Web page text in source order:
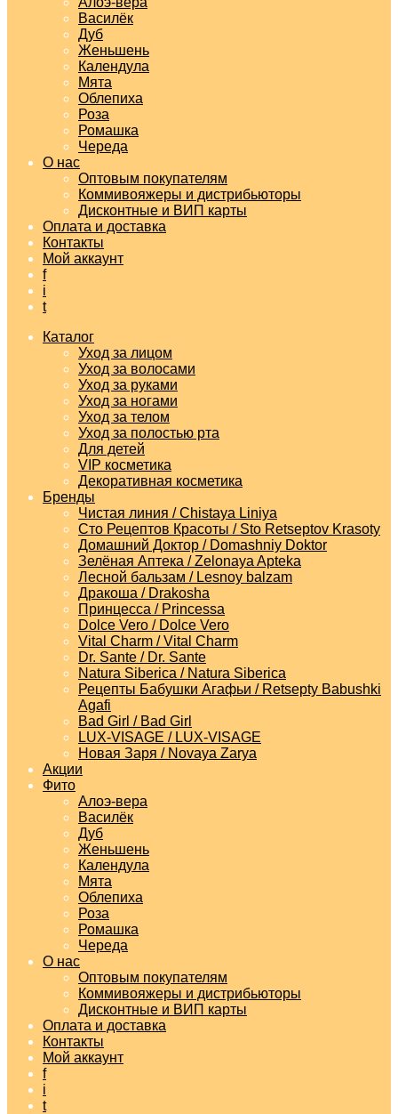
Василёк
Дуб
Женьшень
Календула
Мята
Облепиха
Роза
Ромашка
Череда
О нас
Оптовым покупателям
Коммивояжеры и дистрибьюторы
Дисконтные и ВИП карты
Оплата и доставка
Контакты
Мой аккаунт
f
i
t
Каталог
Уход за лицом
Уход за волосами
Уход за руками
Уход за ногами
Уход за телом
Уход за полостью рта
Для детей
VIP косметика
Декоративная косметика
Бренды
Чистая линия / Chistaya Liniya
Сто Рецептов Красоты / Sto Retseptov Krasoty
Домашний Доктор / Domashniy Doktor
Зелёная Аптека / Zelonaya Apteka
Лесной бальзам / Lesnoy balzam
Дракоша / Drakosha
Принцесса / Princessa
Dolce Vero / Dolce Vero
Vital Charm / Vital Charm
Dr. Sante / Dr. Sante
Natura Siberica / Natura Siberica
Рецепты Бабушки Агафьи / Retsepty Babushki
Agafi
Bad Girl / Bad Girl
LUX-VISAGE / LUX-VISAGE
Новая Заря / Novaya Zarya
Акции
Фито
Алоэ-вера
Василёк
Дуб
Женьшень
Календула
Мята
Облепиха
Роза
Ромашка
Череда
О нас
Оптовым покупателям
Коммивояжеры и дистрибьюторы
Дисконтные и ВИП карты
Оплата и доставка
Контакты
Мой аккаунт
f
i
t